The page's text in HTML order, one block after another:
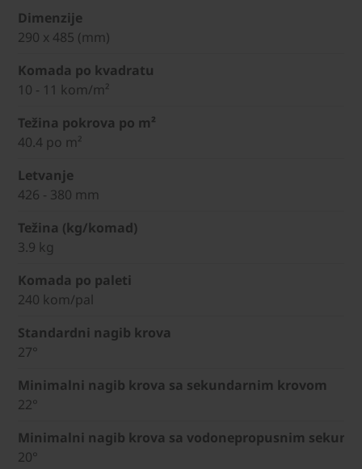
Dimenzije
290 x 485 (mm)
Komada po kvadratu
10 - 11 kom/m²
Težina pokrova po m²
40.4 po m²
Letvanje
426 - 380 mm
Težina (kg/komad)
3.9 kg
Komada po paleti
240 kom/pal
Standardni nagib krova
27°
Minimalni nagib krova sa sekundarnim krovom
22°
Minimalni nagib krova sa vodonepropusnim
20°